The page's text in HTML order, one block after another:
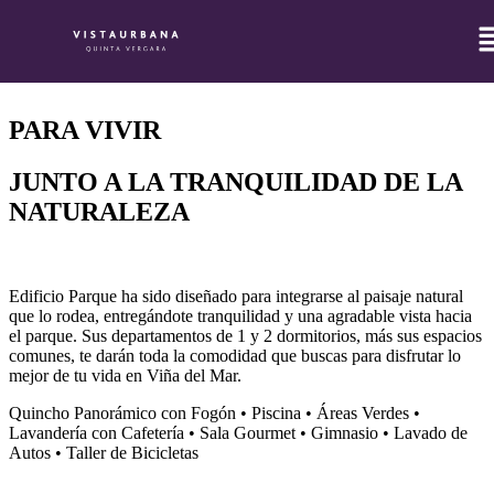
Edificio
PARA VIVIR
JUNTO A LA TRANQUILIDAD DE LA
NATURALEZA
Edificio Parque ha sido diseñado para integrarse al paisaje natural
que lo rodea, entregándote tranquilidad y una agradable vista hacia
el parque. Sus departamentos de 1 y 2 dormitorios, más sus espacios
comunes, te darán toda la comodidad que buscas para disfrutar lo
mejor de tu vida en Viña del Mar.
Quincho Panorámico con Fogón • Piscina • Áreas Verdes •
Lavandería con Cafetería • Sala Gourmet • Gimnasio • Lavado de
Autos • Taller de Bicicletas